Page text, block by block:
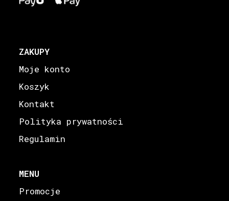
ZAKUPY
Moje konto
Koszyk
Kontakt
Polityka prywatności
Regulamin
MENU
Promocje